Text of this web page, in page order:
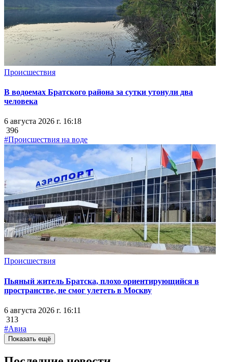
Происшествия
В водоемах Братского района за сутки утонули два
человека
6 августа 2026 г. 16:18
396
#Происшествия на воде
Происшествия
Пьяный житель Братска, плохо ориентирующийся в
пространстве, не смог улететь в Москву
6 августа 2026 г. 16:11
313
#Авиа
Показать ещё